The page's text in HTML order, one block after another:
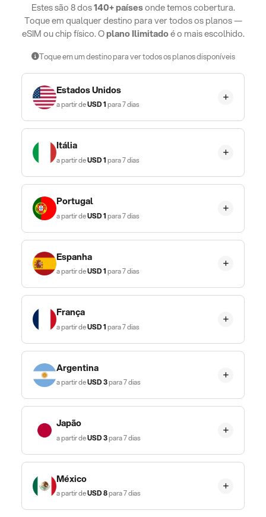
Estes são 8 dos140+ paísesonde temos cobertura.
Toque em qualquer destino para ver todos os planos —
eSIM ou chip físico. Oplano Ilimitadoé o mais escolhido.
Toque em um destino para ver todos os planos disponíveis
Estados Unidos
a partir deUSD1para 7 dias
Itália
a partir deUSD1para 7 dias
Portugal
a partir deUSD1para 7 dias
Espanha
a partir deUSD1para 7 dias
França
a partir deUSD1para 7 dias
Argentina
a partir deUSD3para 7 dias
Japão
a partir deUSD3para 7 dias
México
a partir deUSD8para 7 dias